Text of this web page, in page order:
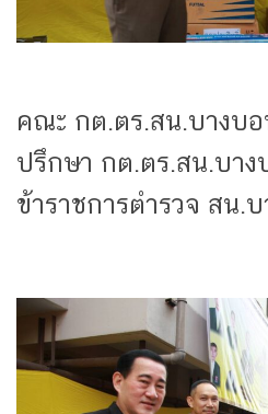
คณะ กต.ตร.สน.บางบ
ปรึกษา กต.ตร.สน.บาง
ข้าราชการตำรวจ สน.